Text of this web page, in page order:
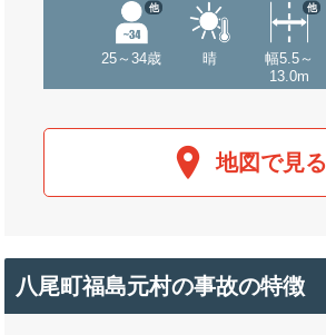
25～34歳
他
晴
幅5.5～
13.0m
他
地図で見る
八尾町福島元村の事故の特徴